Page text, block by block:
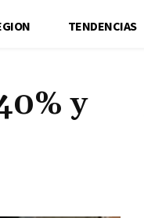
TENDENCIAS
y